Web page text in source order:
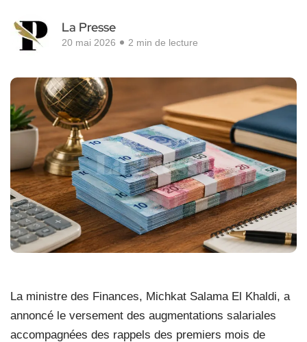
La Presse
20 mai 2026 2 min de lecture
La ministre des Finances, Michkat Salama El Khaldi, a
annoncé le versement des augmentations salariales
accompagnées des rappels des premiers mois de